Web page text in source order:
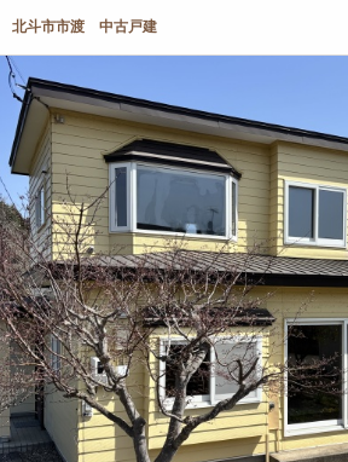
北斗市市渡 中古戸建